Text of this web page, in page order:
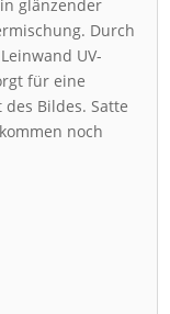
glänzender
Durch
UV-
für eine
Bildes. Satte
noch